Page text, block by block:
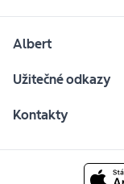
Albert
Užitečné odkazy
Kontakty